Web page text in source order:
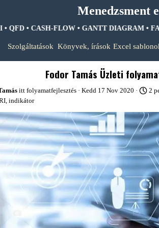
Menedzsment
• CASH-FLOW • GANTT DIAGRAM • FA
Szolgáltatások Könyvek, írások ▼
Excel
Fodor Tamás Üzleti
itt folyamatfejlesztés · Kedd 17 Nov 2020 ·
2
, indikátor